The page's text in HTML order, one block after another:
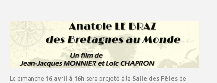
Le dimanche 16 avril à 16h sera projeté à la Salle des Fêtes de